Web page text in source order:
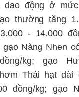
dao động ở
thường tăng
- 14.000
gạo Nàng Nhen
kg; gạo
Thái hạt
đồng/kg; gạo